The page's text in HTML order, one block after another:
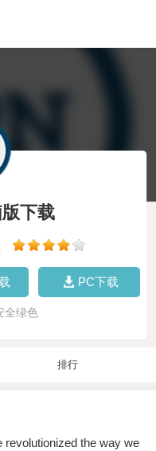
下载
PC下载
全绿色
排行
revolutionized the way we